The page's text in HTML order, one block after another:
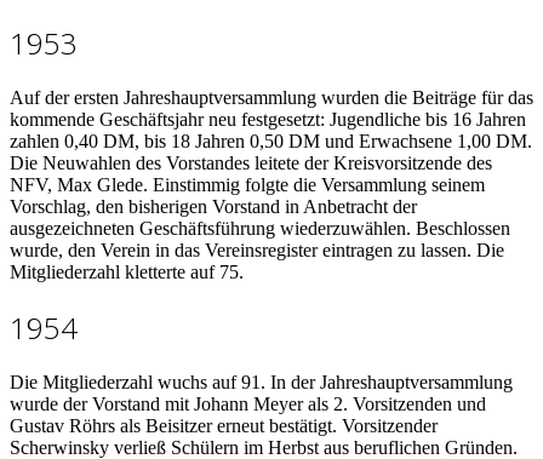
1953
Auf der ersten Jahreshauptversammlung wurden die Beiträge für das
kommende Geschäftsjahr neu festgesetzt: Jugendliche bis 16 Jahren
zahlen 0,40 DM, bis 18 Jahren 0,50 DM und Erwachsene 1,00 DM.
Die Neuwahlen des Vorstandes leitete der Kreisvorsitzende des
NFV, Max Glede. Einstimmig folgte die Versammlung seinem
Vorschlag, den bisherigen Vorstand in Anbetracht der
ausgezeichneten Geschäftsführung wiederzuwählen. Beschlossen
wurde, den Verein in das Vereinsregister eintragen zu lassen. Die
Mitgliederzahl kletterte auf 75.
1954
Die Mitgliederzahl wuchs auf 91. In der Jahreshauptversammlung
wurde der Vorstand mit Johann Meyer als 2. Vorsitzenden und
Gustav Röhrs als Beisitzer erneut bestätigt. Vorsitzender
Scherwinsky verließ Schülern im Herbst aus beruflichen Gründen.